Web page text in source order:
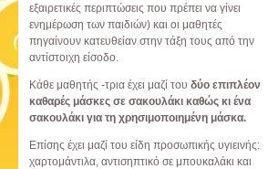
εξαιρετικές περιπτώσεις που πρέπει να γίνει
ενημέρωση των παιδιών) και οι μαθητές
πηγαίνουν κατευθείαν στην τάξη τους από την
αντίστοιχη είσοδο.
Κάθε μαθητής -τρια έχει μαζί του δύο επιπλέον
καθαρές μάσκες σε σακουλάκι καθώς κι ένα
σακουλάκι για τη χρησιμοποιημένη μάσκα.
Επίσης έχει μαζί του είδη προσωπικής υγιεινής:
χαρτομάντιλα, αντισηπτικό σε μπουκαλάκι και